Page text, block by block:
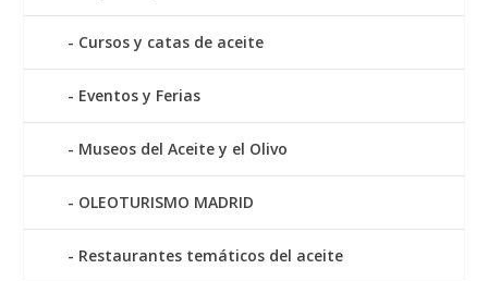
Cursos y catas de aceite
Eventos y Ferias
Museos del Aceite y el Olivo
OLEOTURISMO MADRID
Restaurantes temáticos del aceite